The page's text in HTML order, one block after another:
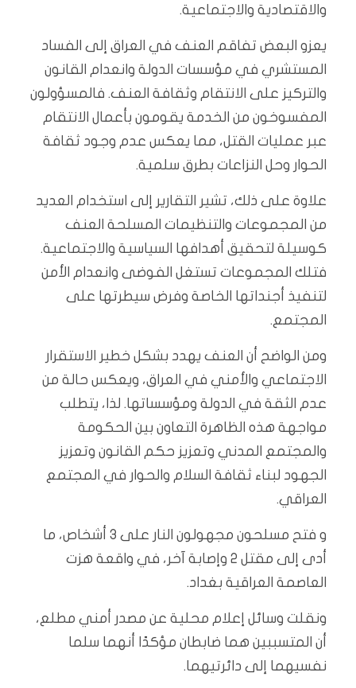
والاقتصادية والاجتماعية.
يعزو البعض تفاقم العنف في العراق إلى الفساد
المستشري في مؤسسات الدولة وانعدام القانون
والتركيز على الانتقام وثقافة العنف. فالمسؤولون
المفسوخون من الخدمة يقومون بأعمال الانتقام
عبر عمليات القتل، مما يعكس عدم وجود ثقافة
الحوار وحل النزاعات بطرق سلمية.
علاوة على ذلك، تشير التقارير إلى استخدام العديد
من المجموعات والتنظيمات المسلحة العنف
كوسيلة لتحقيق أهدافها السياسية والاجتماعية.
فتلك المجموعات تستغل الفوضى وانعدام الأمن
لتنفيذ أجنداتها الخاصة وفرض سيطرتها على
المجتمع.
ومن الواضح أن العنف يهدد بشكل خطير الاستقرار
الاجتماعي والأمني في العراق، ويعكس حالة من
عدم الثقة في الدولة ومؤسساتها. لذا، يتطلب
مواجهة هذه الظاهرة التعاون بين الحكومة
والمجتمع المدني وتعزيز حكم القانون وتعزيز
الجهود لبناء ثقافة السلام والحوار في المجتمع
العراقي.
و فتح مسلحون مجهولون النار على 3 أشخاص، ما
أدى إلى مقتل 2 وإصابة آخر، في واقعة هزت
العاصمة العراقية بغداد.
ونقلت وسائل إعلام محلية عن مصدر أمني مطلع،
أن المتسببين هما ضابطان مؤكدًا أنهما سلما
نفسيهما إلى دائرتيهما.